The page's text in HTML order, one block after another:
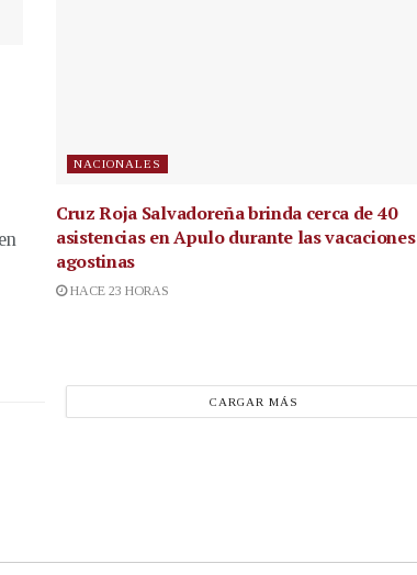
NACIONALES
Cruz Roja Salvadoreña brinda cerca de 40
asistencias en Apulo durante las vacaciones
agostinas
HACE 23 HORAS
CARGAR MÁS